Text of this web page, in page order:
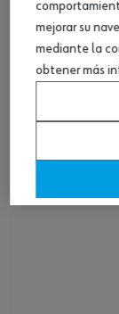
Extractor
mejorar su
mediante la
obtener más